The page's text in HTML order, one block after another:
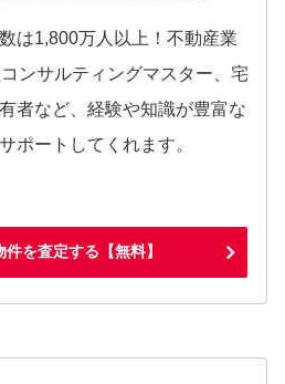
は1,800万人以上！不動産業
ンサルティングマスター、宅
者など、経験や知識が豊富な
ポートしてくれます。
件を査定する【無料】